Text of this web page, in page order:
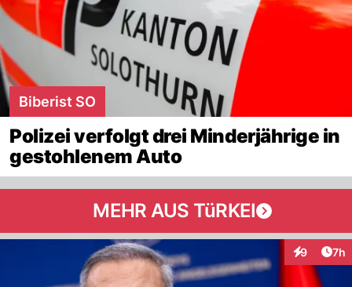
Biberist SO
Polizei verfolgt drei Minderjährige in
gestohlenem Auto
MEHR AUS TüRKEI
9 7h